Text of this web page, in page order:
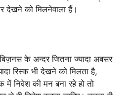
देखने को मिलनेवाला हैं।
के अन्दर जितना ज्यादा अबसर
रिस्क भी देखने को मिलता है,
निवेश की मन बना रहे हो तो